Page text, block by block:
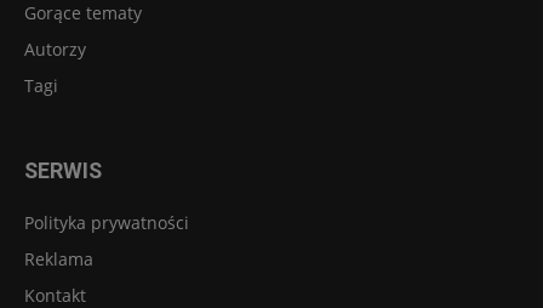
Gorące tematy
Autorzy
Tagi
SERWIS
Polityka prywatności
Reklama
Kontakt